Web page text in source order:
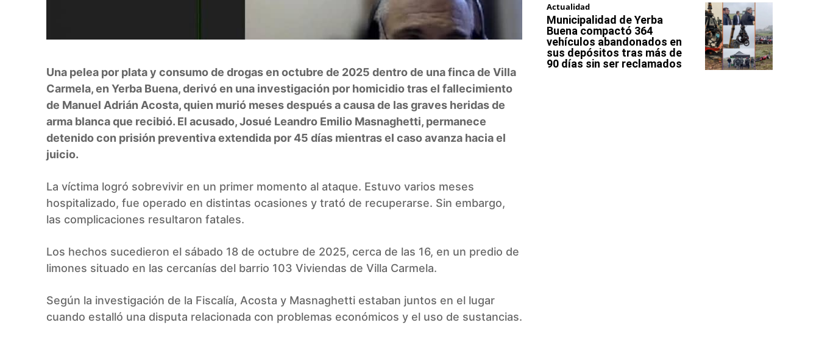
Una pelea por plata y consumo de drogas en octubre de 2025 dentro de una finca de Villa
Carmela, en Yerba Buena, derivó en una investigación por homicidio tras el fallecimiento
de Manuel Adrián Acosta, quien murió meses después a causa de las graves heridas de
arma blanca que recibió. El acusado, Josué Leandro Emilio Masnaghetti, permanece
detenido con prisión preventiva extendida por 45 días mientras el caso avanza hacia el
juicio.
La víctima logró sobrevivir en un primer momento al ataque. Estuvo varios meses
hospitalizado, fue operado en distintas ocasiones y trató de recuperarse. Sin embargo,
las complicaciones resultaron fatales.
Los hechos sucedieron el sábado 18 de octubre de 2025, cerca de las 16, en un predio de
limones situado en las cercanías del barrio 103 Viviendas de Villa Carmela.
Según la investigación de la Fiscalía, Acosta y Masnaghetti estaban juntos en el lugar
cuando estalló una disputa relacionada con problemas económicos y el uso de sustancias.
Actualidad
Municipalidad de Yerba
Buena compactó 364
vehículos abandonados en
sus depósitos tras más de
90 días sin ser reclamados